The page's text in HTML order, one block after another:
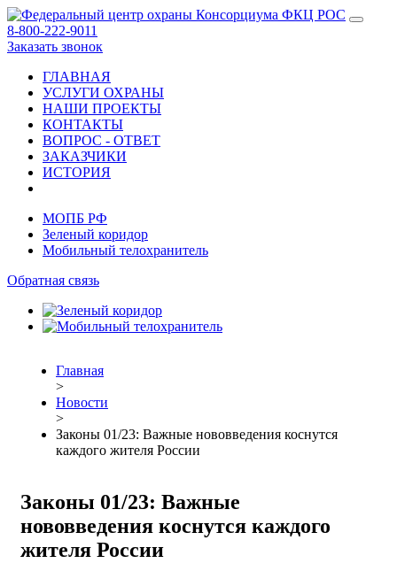
8-800-222-9011
Заказать звонок
ГЛАВНАЯ
УСЛУГИ ОХРАНЫ
НАШИ ПРОЕКТЫ
КОНТАКТЫ
ВОПРОС - ОТВЕТ
ЗАКАЗЧИКИ
ИСТОРИЯ
МОПБ РФ
Зеленый коридор
Мобильный телохранитель
Обратная связь
Главная
>
Новости
>
Законы 01/23: Важные нововведения коснутся
каждого жителя России
Законы 01/23: Важные
нововведения коснутся каждого
жителя России